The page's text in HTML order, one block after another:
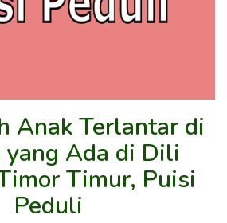
Anak Terlantar di
yang Ada di Dili
Timur, Puisi
Peduli